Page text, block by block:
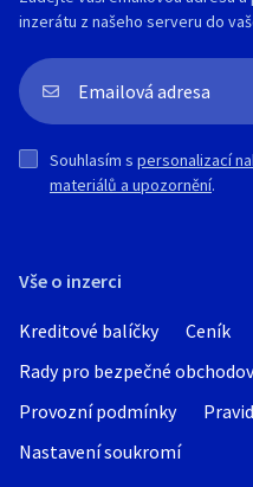
Vše o inzerci
Kreditové balíčky Ceník
Rady pro bezpečné
Provozní podmínky
Nastavení soukromí
inzerátu z našeho serveru do
Souhlasím s personalizací
materiálů a upozornění.